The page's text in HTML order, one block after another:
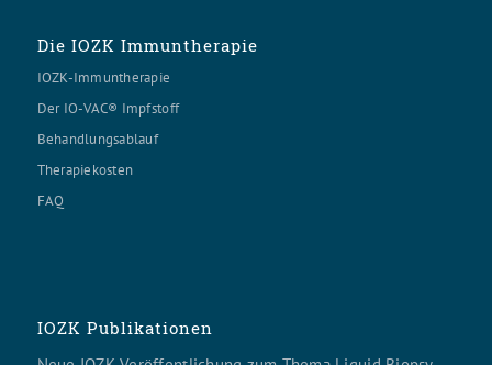
Die IOZK Immuntherapie
IOZK-Immuntherapie
Der IO-VAC® Impfstoff
Behandlungsablauf
Therapiekosten
FAQ
IOZK Publikationen